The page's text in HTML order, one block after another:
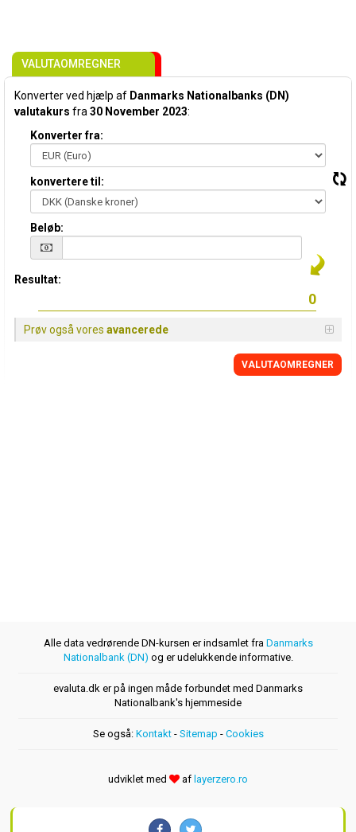
VALUTAOMREGNER
Konverter ved hjælp af Danmarks Nationalbanks (DN)
valutakurs fra 30 November 2023:
Konverter fra:
konvertere til:
Beløb:
Resultat:
Prøv også vores avancerede
VALUTAOMREGNER
Alle data vedrørende DN-kursen er indsamlet fra Danmarks
Nationalbank (DN) og er udelukkende informative.
evaluta.dk er på ingen måde forbundet med Danmarks
Nationalbank's hjemmeside
Se også: Kontakt- Sitemap - Cookies
udviklet med af layerzero.ro